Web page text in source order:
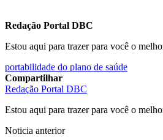
Redação Portal DBC
Estou aqui para trazer para você o
portabilidade do plano de saúde
Compartilhar
Redação Portal DBC
Estou aqui para trazer para você o
Noticia anterior